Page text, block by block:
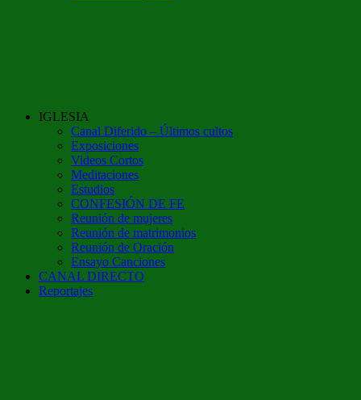
IGLESIA
Canal Diferido – Últimos cultos
Exposiciones
Videos Cortos
Meditaciones
Estudios
CONFESIÓN DE FE
Reunión de mujeres
Reunión de matrimonios
Reunión de Oración
Ensayo Canciones
CANAL DIRECTO
Reportajes